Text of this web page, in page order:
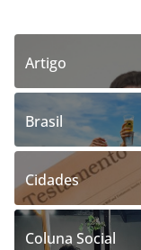
Artigo
Brasil
Cidades
Coluna Social